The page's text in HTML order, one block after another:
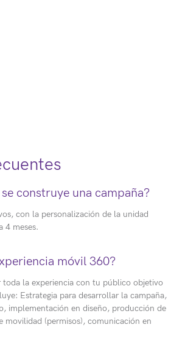
construye una campaña?
con la personalización de la unidad
4 meses.
móvil 360?
toda la experiencia con tu público objetivo
Estrategia para desarrollar la campaña,
implementación en diseño, producción de
movilidad (permisos), comunicación en